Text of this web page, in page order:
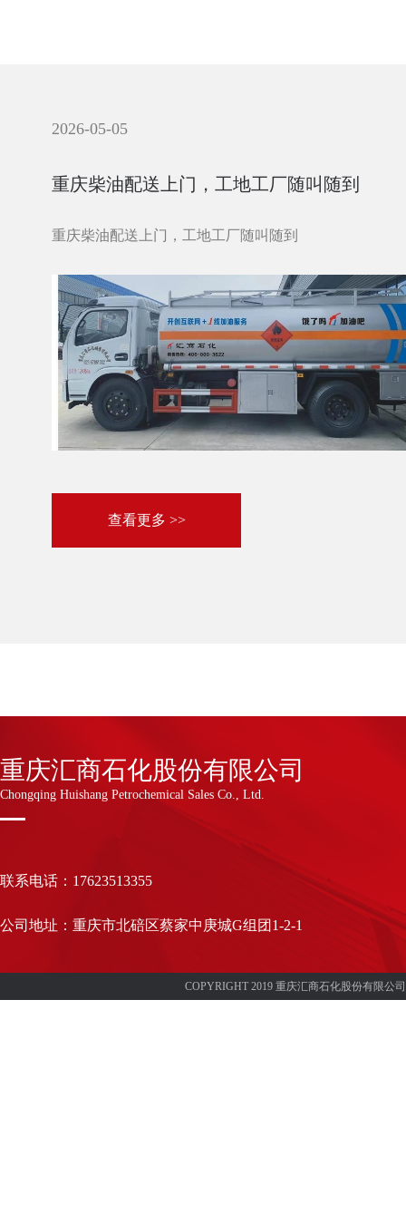
2026-05-05
重庆柴油配送上门，工地工厂随叫随到
重庆柴油配送上门，工地工厂随叫随到
查看更多 >>
重庆汇商石化股份有限公司
Chongqing Huishang Petrochemical Sales Co., Ltd.
联系电话：17623513355
公司地址：重庆市北碚区蔡家中庚城G组团1-2-1
COPYRIGHT 2019 重庆汇商石化股份有限